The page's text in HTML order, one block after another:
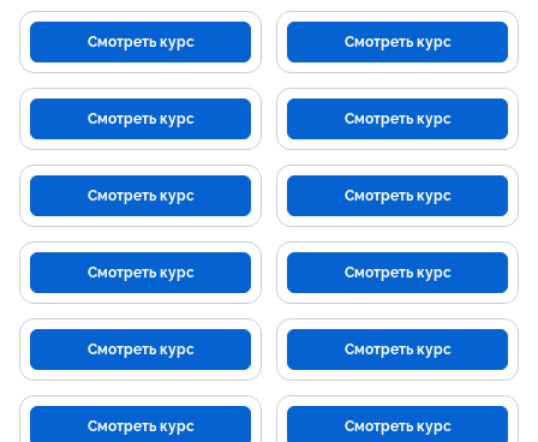
Смотреть курс Смотреть курс
Смотреть курс Смотреть курс
Смотреть курс Смотреть курс
Смотреть курс Смотреть курс
Смотреть курс Смотреть курс
Смотреть курс Смотреть курс